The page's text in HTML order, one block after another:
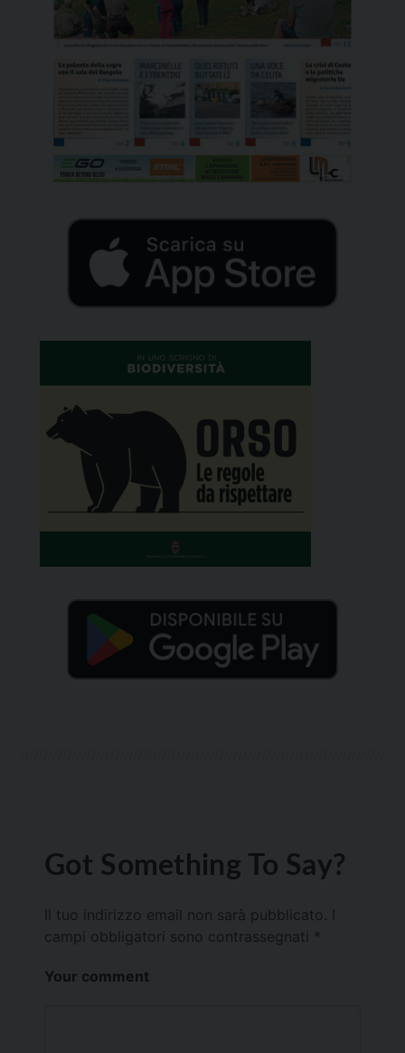
Got Something To Say?
Il tuo indirizzo email non sarà pubblicato.
campi obbligatori sono contrassegnati *
Your comment